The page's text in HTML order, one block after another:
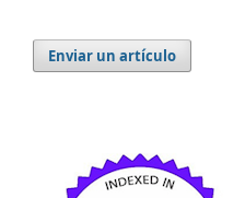
Enviar un artículo